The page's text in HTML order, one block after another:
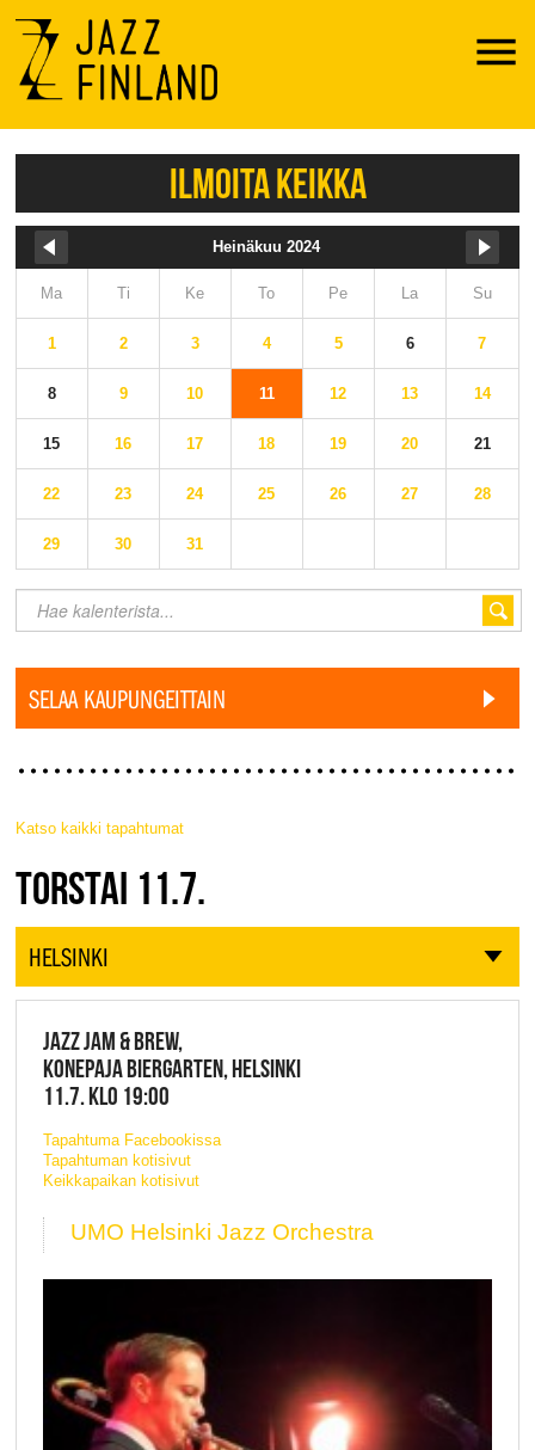
Menu
ILMOITA KEIKKA
Heinäkuu 2024
Ma Ti Ke To Pe La Su
1 2 3 4 5 6 7
8 9 10 11 12 13 14
15 16 17 18 19 20 21
22 23 24 25 26 27 28
29 30 31
SELAA KAUPUNGEITTAIN
Katso kaikki tapahtumat
JAZZ FINLAND LIVE
TORSTAI 11.7.
HELSINKI
JAZZ JAM & BREW,
KONEPAJA BIERGARTEN, HELSINKI
11.7. KLO 19:00
Tapahtuma Facebookissa
Tapahtuman kotisivut
Keikkapaikan kotisivut
UMO Helsinki Jazz Orchestra